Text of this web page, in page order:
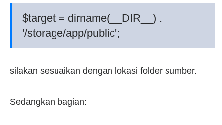
$target = dirname(__DIR__) .
'/storage/app/public';
silakan sesuaikan dengan lokasi folder sumber.
Sedangkan bagian: